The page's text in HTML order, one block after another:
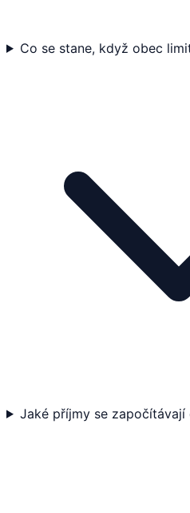
Co se stane, když obec
Jaké příjmy se započítávají